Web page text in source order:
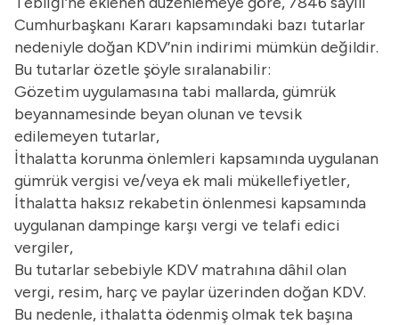
Cumhurbaşkanı Kararı kapsamındaki bazı tutarlar
nedeniyle doğan KDV’nin indirimi mümkün değildir.
Bu tutarlar özetle şöyle sıralanabilir:
Gözetim uygulamasına tabi mallarda, gümrük
beyannamesinde beyan olunan ve tevsik
edilemeyen tutarlar,
İthalatta korunma önlemleri kapsamında uygulanan
gümrük vergisi ve/veya ek mali mükellefiyetler,
İthalatta haksız rekabetin önlenmesi kapsamında
uygulanan dampinge karşı vergi ve telafi edici
vergiler,
Bu tutarlar sebebiyle KDV matrahına dâhil olan
vergi, resim, harç ve paylar üzerinden doğan KDV.
Bu nedenle, ithalatta ödenmiş olmak tek başına